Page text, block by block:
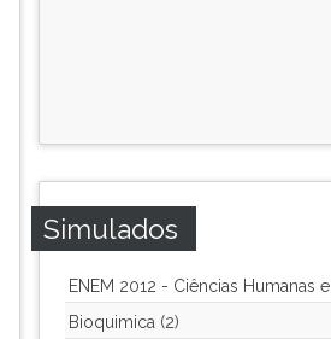
Simulados
ENEM 2012 - Ciências Humanas e
Bioquimica (2)